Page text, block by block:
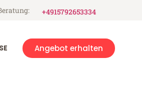
+4915792653334
Angebot erhalten